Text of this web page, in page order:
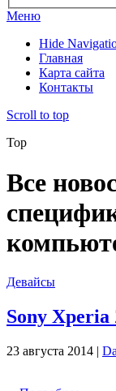
Меню
Hide
Главная
Карта сайта
Контакты
Scroll to top
Top
Все
Девайсы
Sony
23 августа 2014 |